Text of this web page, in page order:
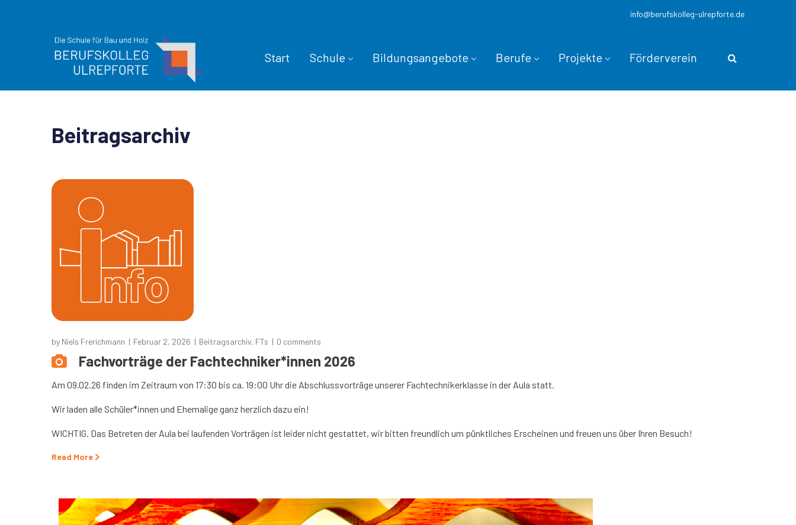
info@berufskolleg-ulrepforte.de
Start Schule Bildungsangebote Berufe Projekte Förderverein
Beitragsarchiv
by Niels Frerichmann Februar 2, 2026 Beitragsarchiv, FTs 0 comments
Fachvorträge der Fachtechniker*innen 2026
Am 09.02.26 finden im Zeitraum von 17:30 bis ca. 19:00 Uhr die Abschlussvorträge unserer Fachtechnikerklasse in der Aula statt.
Wir laden alle Schüler*innen und Ehemalige ganz herzlich dazu ein!
WICHTIG. Das Betreten der Aula bei laufenden Vorträgen ist leider nicht gestattet, wir bitten freundlich um pünktliches Erscheinen und freuen uns über Ihren Besuch!
Read More